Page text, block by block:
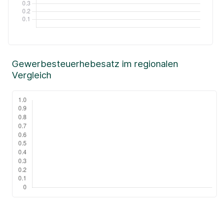
Gewerbesteuerhebesatz im regionalen
Vergleich